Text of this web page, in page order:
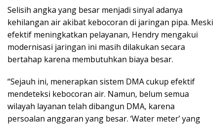
Selisih angka yang besar menjadi sinyal adanya
kehilangan air akibat kebocoran di jaringan pipa. Meski
efektif meningkatkan pelayanan, Hendry mengakui
modernisasi jaringan ini masih dilakukan secara
bertahap karena membutuhkan biaya besar.
“Sejauh ini, menerapkan sistem DMA cukup efektif
mendeteksi kebocoran air. Namun, belum semua
wilayah layanan telah dibangun DMA, karena
persoalan anggaran yang besar. ‘Water meter’ yang